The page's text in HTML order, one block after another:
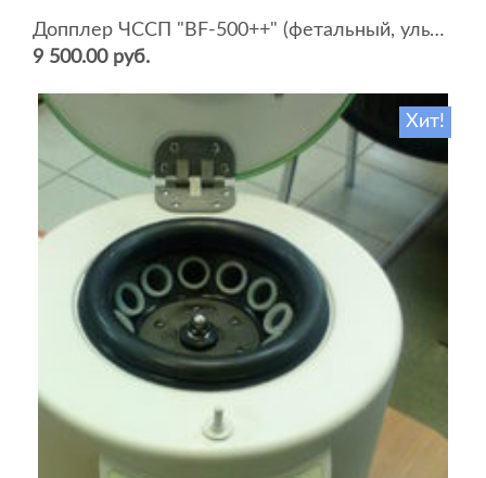
Допплер ЧССП "BF-500++" (фетальный, ультразвуковой)
9 500.00 руб.
Хит!